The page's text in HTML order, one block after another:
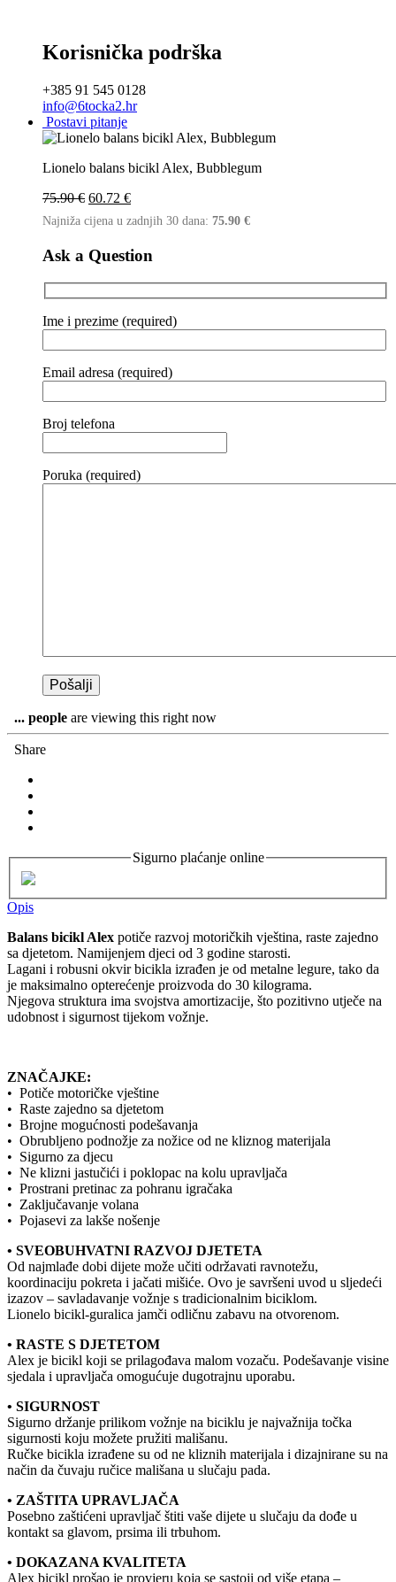
Korisnička podrška
+385 91 545 0128
info@6tocka2.hr
Postavi pitanje
Lionelo balans bicikl Alex, Bubblegum
75.90€ Izvorna
cijena
bila
75.90 €.
60.72 €Trenutna
cijena
je:
Najniža cijena u zadnjih 30 dana: 75.90 €
Ask a Question
Ime i prezime (required)
Email adresa (required)
Broj telefona
Poruka (required)
... people are viewing this right now
Share
Sigurno plaćanje online
Opis
Balans bicikl Alex potiče razvoj motoričkih vještina, raste zajedno
sa djetetom. Namijenjem djeci od 3 godine starosti.
Lagani i robusni okvir bicikla izrađen je od metalne legure, tako da
je maksimalno opterećenje proizvoda do 30 kilograma.
Njegova struktura ima svojstva amortizacije, što pozitivno utječe na
udobnost i sigurnost tijekom vožnje.
ZNAČAJKE:
• Potiče motoričke vještine
• Raste zajedno sa djetetom
• Brojne mogućnosti podešavanja
• Obrubljeno podnožje za nožice od ne kliznog materijala
• Sigurno za djecu
• Ne klizni jastučići i poklopac na kolu upravljača
• Prostrani pretinac za pohranu igračaka
• Zaključavanje volana
• Pojasevi za lakše nošenje
• SVEOBUHVATNI RAZVOJ DJETETA
Od najmlađe dobi dijete može učiti održavati ravnotežu,
koordinaciju pokreta i jačati mišiće. Ovo je savršeni uvod u sljedeći
izazov – savladavanje vožnje s tradicionalnim biciklom.
Lionelo bicikl-guralica jamči odličnu zabavu na otvorenom.
• RASTE S DJETETOM
Alex je bicikl koji se prilagođava malom vozaču. Podešavanje visine
sjedala i upravljača omogućuje dugotrajnu uporabu.
• SIGURNOST
Sigurno držanje prilikom vožnje na biciklu je najvažnija točka
sigurnosti koju možete pružiti mališanu.
Ručke bicikla izrađene su od ne kliznih materijala i dizajnirane su na
način da čuvaju ručice mališana u slučaju pada.
• ZAŠTITA UPRAVLJAČA
Posebno zaštićeni upravljač štiti vaše dijete u slučaju da dođe u
kontakt sa glavom, prsima ili trbuhom.
• DOKAZANA KVALITETA
Alex bicikl prošao je provjeru koja se sastoji od više etapa –